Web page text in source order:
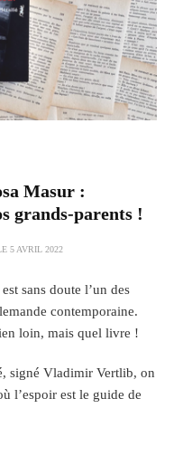
Masur :
grands-parents !
5 AVRIL 2022
sans doute l’un des
contemporaine.
loin, mais quel livre !
signé Vladimir Vertlib, on
l’espoir est le guide de